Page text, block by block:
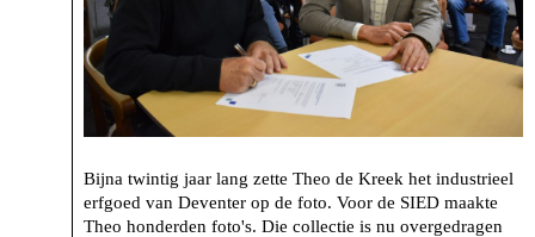
Bijna twintig jaar lang zette Theo de Kreek het industrieel
erfgoed van Deventer op de foto. Voor de SIED maakte
Theo honderden foto's. Die collectie is nu overgedragen